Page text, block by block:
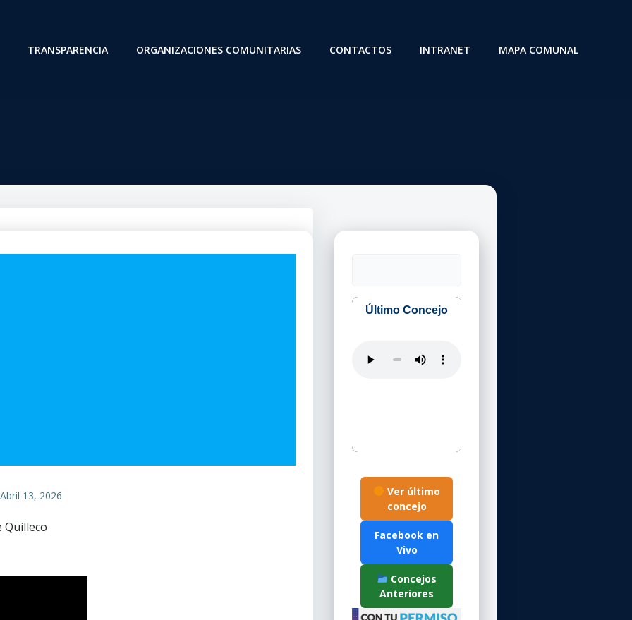
TRANSPARENCIA ORGANIZACIONES COMUNITARIAS CONTACTOS INTRANET MAPA COMUNAL
Abril 13, 2026
Quilleco
Ver último
concejo
Facebook en
Vivo
Concejos
Anteriores